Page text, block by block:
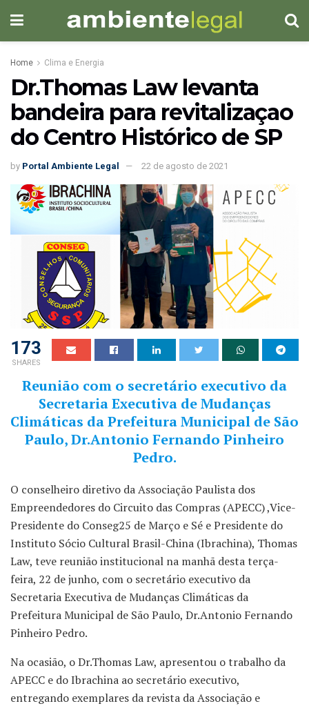
Home Clima e Energia
Dr.Thomas Law levanta
bandeira para revitalizaçao
do Centro Histórico de SP
by Portal Ambiente Legal 22 de agosto de 2021
173
SHARES
Reunião com o secretário executivo da
Secretaria Executiva de Mudanças
Climáticas da Prefeitura Municipal de São
Paulo, Dr.Antonio Fernando Pinheiro
Pedro.
O conselheiro diretivo da Associação Paulista dos
Empreendedores do Circuito das Compras (APECC) ,Vice-
Presidente do Conseg25 de Março e Sé e Presidente do
Instituto Sócio Cultural Brasil-China (Ibrachina), Thomas
Law, teve reunião institucional na manhã desta terça-
feira, 22 de junho, com o secretário executivo da
Secretaria Executiva de Mudanças Climáticas da
Prefeitura Municipal de São Paulo, Dr.Antonio Fernando
Pinheiro Pedro.
Na ocasião, o Dr.Thomas Law, apresentou o trabalho da
APECC e do Ibrachina ao secretário executivo,
entregando exemplares da revista da Associação e